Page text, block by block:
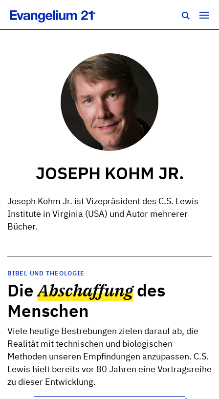
JOSEPH KOHM JR.
Joseph Kohm Jr. ist Vizepräsident des C.S. Lewis
Institute in Virginia (USA) und Autor mehrerer
Bücher.
BIBEL UND THEOLOGIE
DieAbschaffungdes
Menschen
Viele heutige Bestrebungen zielen darauf ab, die
Realität mit technischen und biologischen
Methoden unseren Empfindungen anzupassen. C.S.
Lewis hielt bereits vor 80 Jahren eine Vortragsreihe
zu dieser Entwicklung.